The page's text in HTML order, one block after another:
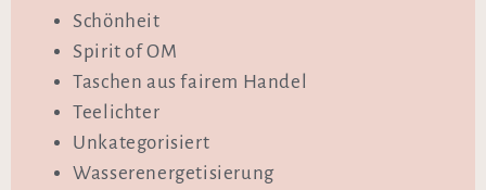
Schönheit
Spirit of OM
Taschen aus fairem Handel
Teelichter
Unkategorisiert
Wasserenergetisierung